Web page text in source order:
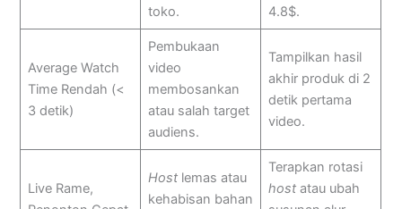
toko.
4.8$.
Average Watch
Time Rendah (<
3 detik)
Pembukaan
video
membosankan
atau salah target
audiens.
Tampilkan hasil
akhir produk di 2
detik pertama
video.
Live Rame,
Hostlemas atau
kehabisan bahan
Terapkan rotasi
hostatau ubah